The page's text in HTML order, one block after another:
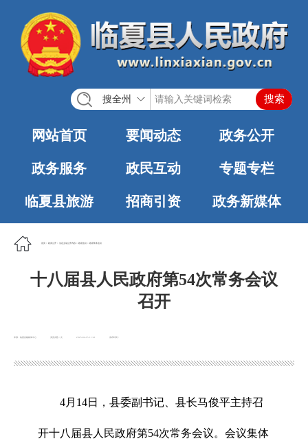
搜全州
网站首页 要闻动态 政务公开
政务服务 政民互动 专题专栏
临夏县旅游 招商引资 政务新媒体
首页 政务公开 法定主动公开内容 政府会议 政府常务会议
十八届县人民政府第54次常务会议
召开
浏览次数： 发布时间：
2025-04-15 11:41
4月14日，县委副书记、县长马俊平主持召
开十八届县人民政府第54次常务会议。会议集体